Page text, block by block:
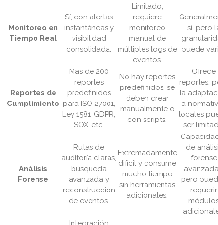
Monitoreo en
Tiempo Real
Sí, con alertas
instantáneas y
visibilidad
consolidada.
Limitado,
requiere
monitoreo
manual de
múltiples logs de
eventos.
sí, pero
puede
Reportes de
Cumplimiento
Más de 200
reportes
predefinidos
para ISO 27001,
Ley 1581, GDPR,
SOX, etc.
No hay reportes
predefinidos, se
deben crear
manualmente o
con scripts.
Ofrece
reportes,
la
a
locales
ser
Análisis
Forense
Rutas de
auditoría claras,
búsqueda
avanzada y
reconstrucción
de eventos.
Extremadamente
difícil y consume
mucho tiempo
sin herramientas
adicionales.
de
forense
pero
requerir
Integración